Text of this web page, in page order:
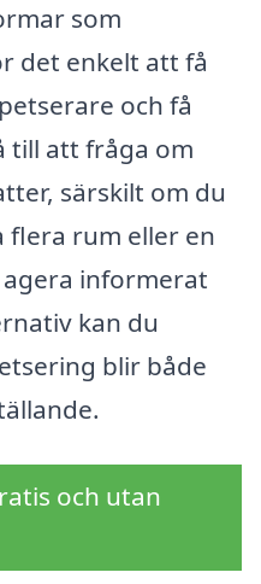
som
det enkelt att få
och få
till att fråga om
särskilt om du
rum eller en
informerat
kan du
blir både
och utan